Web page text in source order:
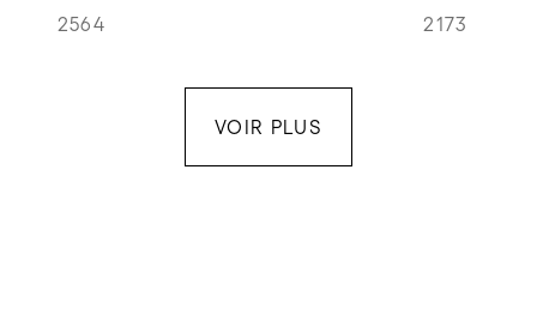
2564 2173
VOIR PLUS